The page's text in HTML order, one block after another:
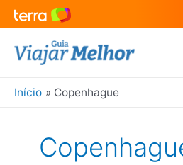
para
conteúdo
Início Copenhague